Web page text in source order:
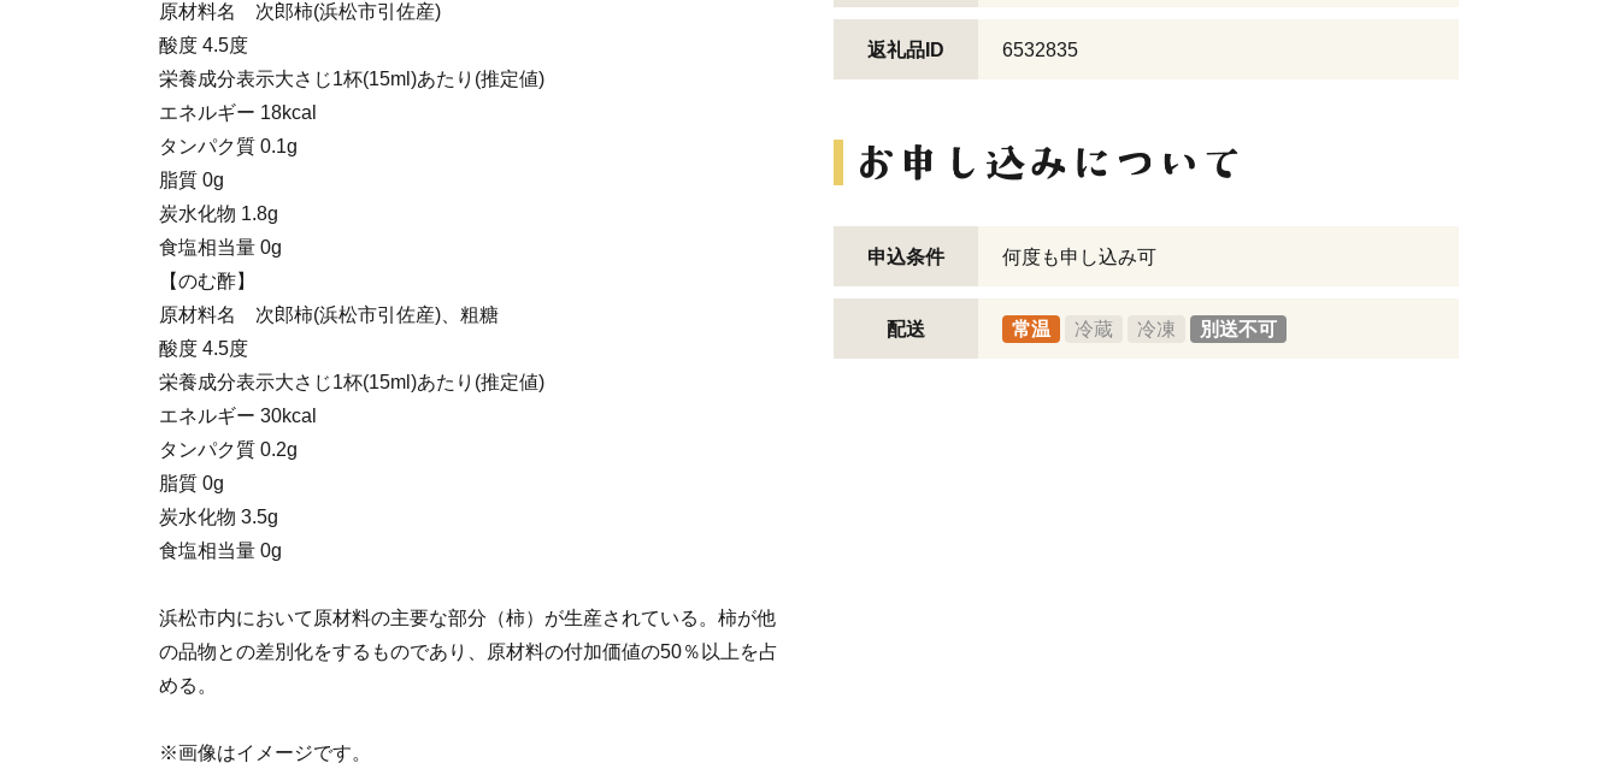
原材料名 次郎柿(浜松市引佐産)
酸度 4.5度
栄養成分表示大さじ1杯(15ml)あたり(推定値)
エネルギー 18kcal
タンパク質 0.1g
脂質 0g
炭水化物 1.8g
食塩相当量 0g
【のむ酢】
原材料名 次郎柿(浜松市引佐産)、粗糖
酸度 4.5度
栄養成分表示大さじ1杯(15ml)あたり(推定値)
エネルギー 30kcal
タンパク質 0.2g
脂質 0g
炭水化物 3.5g
食塩相当量 0g
浜松市内において原材料の主要な部分（柿）が生産されている。柿が他
の品物との差別化をするものであり、原材料の付加価値の50％以上を占
める。
※画像はイメージです。
返礼品ID 6532835
申込条件 何度も申し込み可
配送 常温 冷蔵 冷凍 別送不可